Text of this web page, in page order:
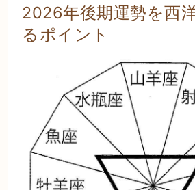
2026年後期運勢を西
るポイント